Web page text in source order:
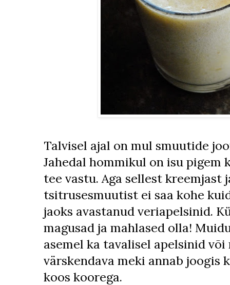
Talvisel ajal on mul smuutide
Jahedal hommikul on isu pigem
tee vastu. Aga sellest kreemjast
tsitrusesmuutist ei saa kohe
jaoks avastanud veriapelsinid.
magusad ja mahlased olla!
asemel ka tavalisel apelsinid
värskendava meki annab
koos koorega.